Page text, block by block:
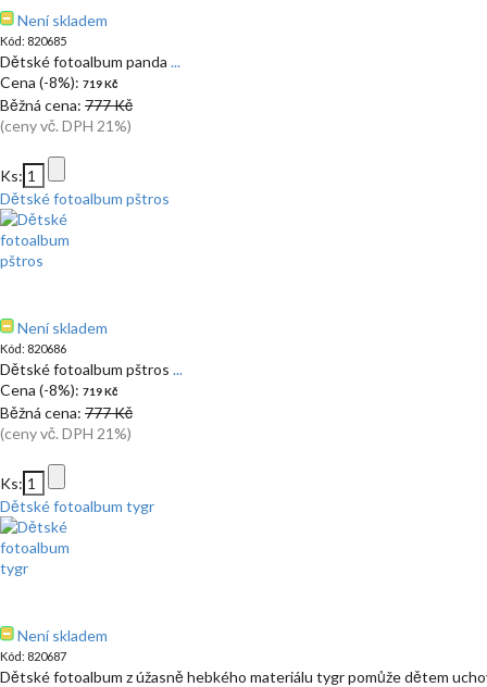
Není skladem
Kód: 820685
Dětské fotoalbum panda ...
Cena (-8%): 719 Kč
Běžná cena: 777 Kč
(ceny vč. DPH 21%)
Ks:
Dětské fotoalbum pštros
Není skladem
Kód: 820686
Dětské fotoalbum pštros ...
Cena (-8%): 719 Kč
Běžná cena: 777 Kč
(ceny vč. DPH 21%)
Ks:
Dětské fotoalbum tygr
Není skladem
Kód: 820687
Dětské fotoalbum z úžasně hebkého materiálu tygr pomůže dětem